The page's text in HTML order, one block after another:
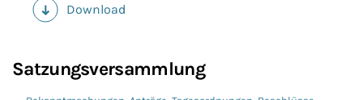
Download
(PDF)
Satzungsversammlung